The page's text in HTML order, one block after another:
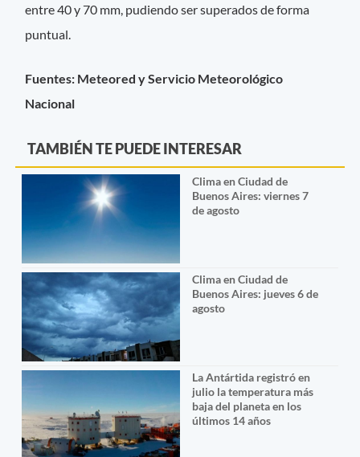
entre 40 y 70 mm, pudiendo ser superados de forma
puntual.
Fuentes: Meteored y Servicio Meteorológico
Nacional
TAMBIÉN TE PUEDE INTERESAR
Clima en Ciudad de
Buenos Aires: viernes 7
de agosto
Clima en Ciudad de
Buenos Aires: jueves 6 de
agosto
La Antártida registró en
julio la temperatura más
baja del planeta en los
últimos 14 años